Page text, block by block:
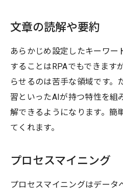
文章の読解や要約
あらかじめ設定したキーワー
することはRPAでもできます
らせるのは苦手な領域です。
習といったAIが持つ特性を組
解できるようになります。簡
てくれます。
プロセスマイニング
プロセスマイニングはデータ